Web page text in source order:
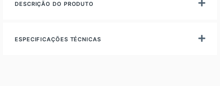
DESCRIÇÃO DO PRODUTO
ESPECIFICAÇÕES TÉCNICAS